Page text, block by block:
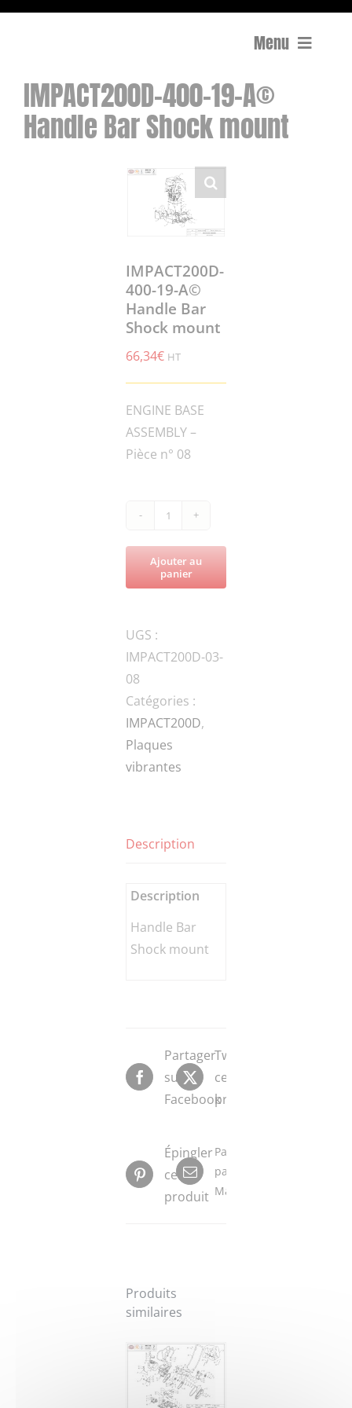
Menu
Compactage
Équipements de chantier
Surfaçage et rectification des sols
IMPACT200D-400-19-A©
Handle Bar Shock mount
IMPACT200D-
400-19-A©
Handle Bar
Shock mount
66,34€ HT
ENGINE BASE
ASSEMBLY –
Pièce n° 08
quantité
de
IMPACT200D-
400-
Handle
Shock
mount
Ajouter au
panier
UGS :
IMPACT200D-03-
08
Catégories :
IMPACT200D,
Plaques
vibrantes
Description
Description
Handle Bar
Shock mount
Partager
sur
Facebook
Tweeter
ce
produit
Épingler
ce
produit
Partager
par
Mail
Produits
similaires